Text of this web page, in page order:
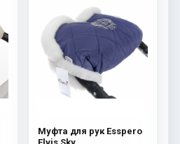
Муфта для рук Esspero
Elvis Sky